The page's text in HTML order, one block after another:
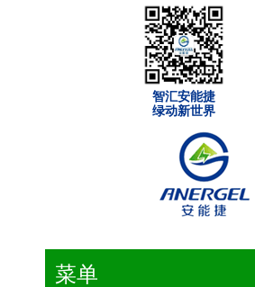
智汇安能捷
绿动新世界
菜单